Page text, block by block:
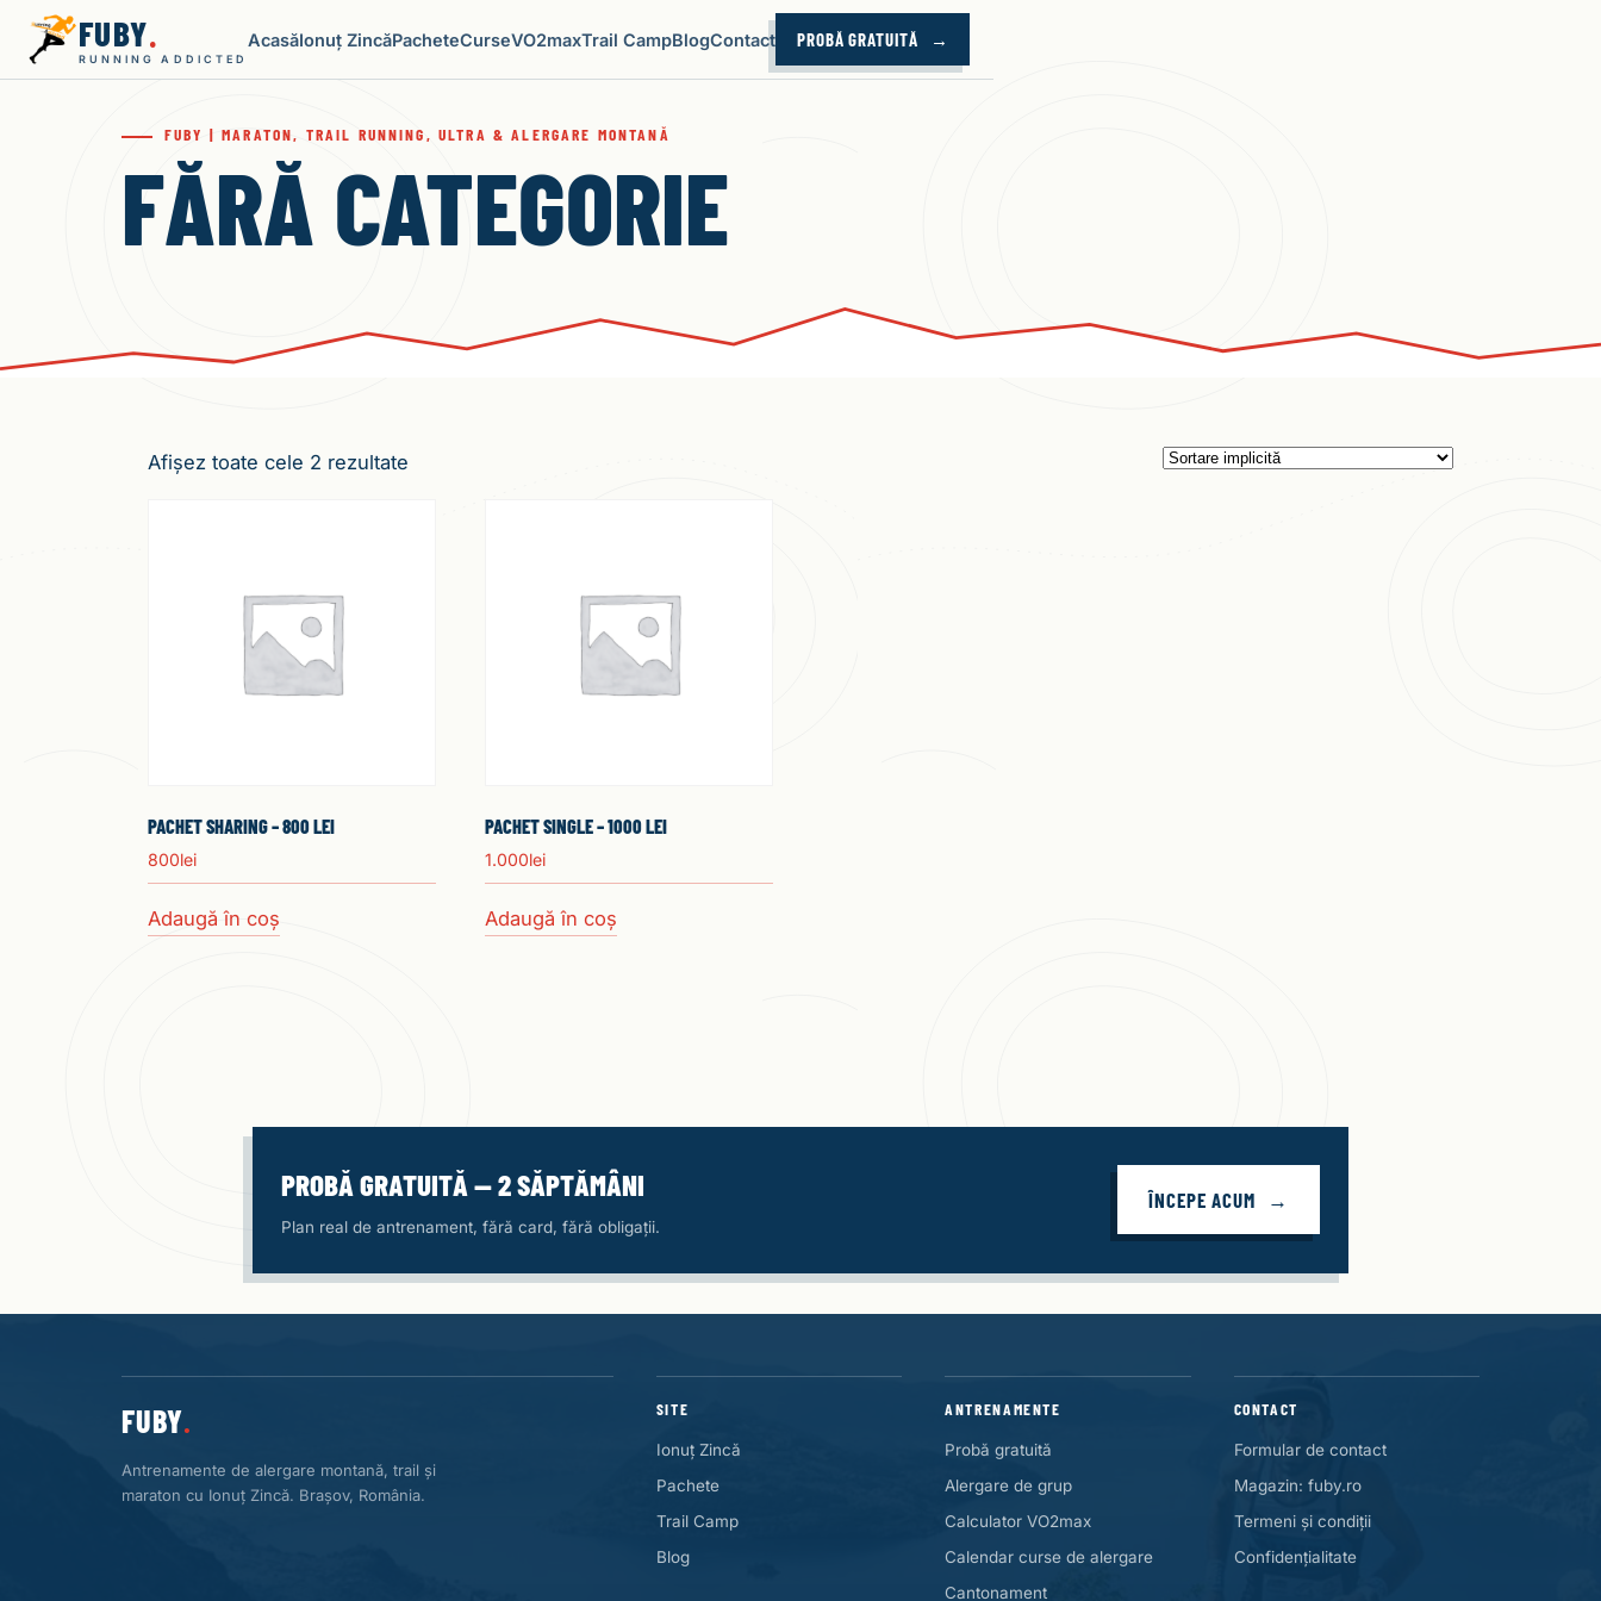
FUBY.
RUNNING ADDICTED
AcasăIonuț ZincăPacheteCurseVO2maxTrail CampBlogContact PROBĂ GRATUITĂ
FUBY | MARATON, TRAIL RUNNING, ULTRA & ALERGARE MONTANĂ
FĂRĂ CATEGORIE
Afișez toate cele 2 rezultate
PACHET SHARING – 800 LEI
800lei
Adaugă în coș
PACHET SINGLE – 1000 LEI
1.000lei
Adaugă în coș
PROBĂ GRATUITĂ — 2 SĂPTĂMÂNI
Plan real de antrenament, fără card, fără obligații.
ÎNCEPE ACUM
FUBY.
Antrenamente de alergare montană, trail și
maraton cu Ionuț Zincă. Brașov, România.
SITE
Ionuț Zincă
Pachete
Trail Camp
Blog
ANTRENAMENTE
Probă gratuită
Alergare de grup
Calculator VO2max
Calendar curse de alergare
Cantonament
CONTACT
Formular de contact
Magazin: fuby.ro
Termeni și condiții
Confidențialitate